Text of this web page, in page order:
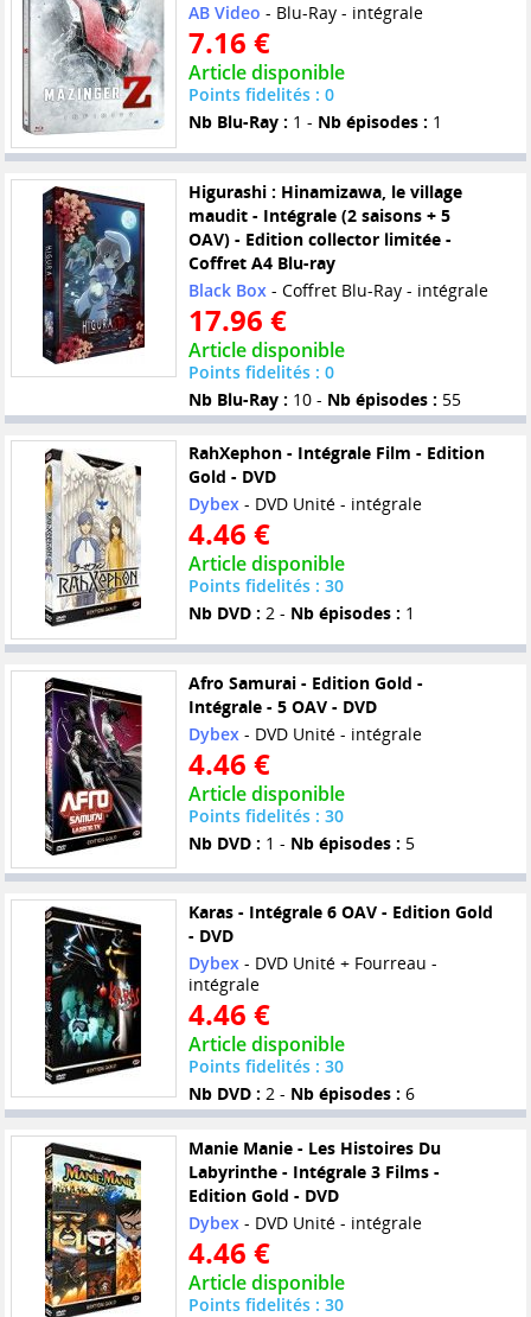
AB Video - Blu-Ray - intégrale
7.16 €
Article disponible
Points fidelités : 0
Nb Blu-Ray : 1 - Nb épisodes : 1
Higurashi : Hinamizawa, le village
maudit - Intégrale (2 saisons + 5
OAV) - Edition collector limitée -
Coffret A4 Blu-ray
Black Box - Coffret Blu-Ray - intégrale
17.96 €
Article disponible
Points fidelités : 0
Nb Blu-Ray : 10 - Nb épisodes : 55
RahXephon - Intégrale Film - Edition
Gold - DVD
Dybex- DVD Unité - intégrale
4.46 €
Article disponible
Points fidelités : 30
Nb DVD : 2 - Nb épisodes : 1
Afro Samurai - Edition Gold -
Intégrale - 5 OAV - DVD
Dybex - DVD Unité - intégrale
4.46 €
Article disponible
Points fidelités : 30
Nb DVD : 1 - Nb épisodes : 5
Karas - Intégrale 6 OAV - Edition Gold
- DVD
Dybex - DVD Unité + Fourreau -
intégrale
4.46 €
Article disponible
Points fidelités : 30
Nb DVD : 2 - Nb épisodes : 6
Manie Manie - Les Histoires Du
Labyrinthe - Intégrale 3 Films -
Edition Gold - DVD
Dybex - DVD Unité - intégrale
4.46 €
Article disponible
Points fidelités : 30